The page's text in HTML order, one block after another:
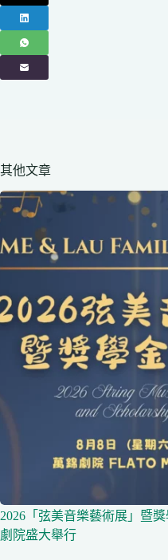
其他文章
2026「弦美音樂藝術展」暨
劇院盛大舉行